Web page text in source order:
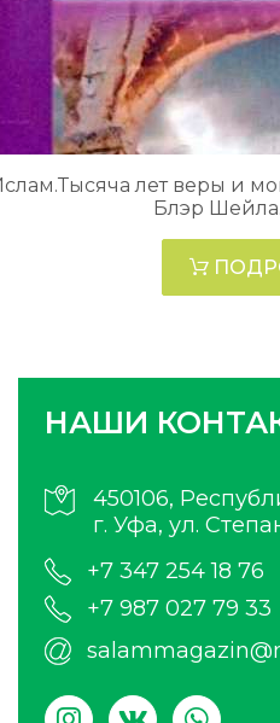
лет веры и
Блэр
НАШИ
450106,
г. Уфа, ул.
+7 347 254 18 76
+7 987 027 79 33